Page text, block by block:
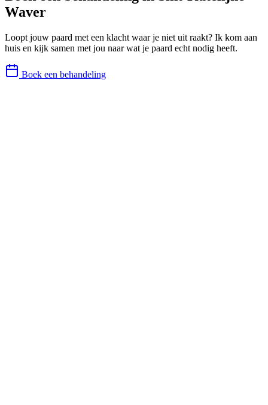
Waver
Loopt jouw paard met een klacht waar je niet uit raakt? Ik kom aan
huis en kijk samen met jou naar wat je paard echt nodig heeft.
Boek een behandeling